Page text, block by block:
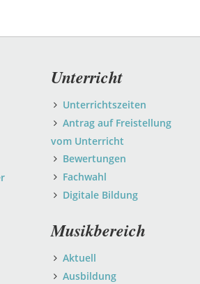
Unterricht
Unterrichtszeiten
Antrag auf Freistellung
vom Unterricht
Bewertungen
Fachwahl
Digitale Bildung
Musikbereich
Aktuell
Ausbildung